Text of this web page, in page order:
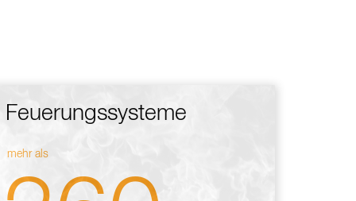
Feuerungssysteme
mehr als